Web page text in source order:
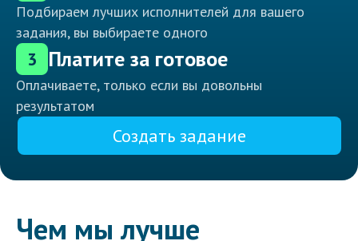
Подбираем лучших исполнителей для вашего
задания, вы выбираете одного
3 Платите за готовое
Оплачиваете, только если вы довольны
результатом
Создать задание
Чем мы лучше